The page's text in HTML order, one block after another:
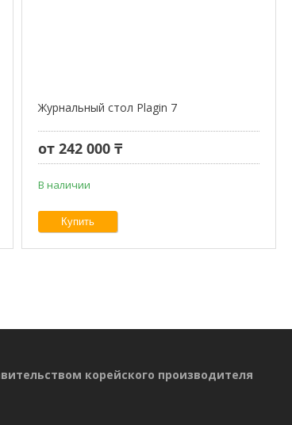
Журнальный стол Plagin 7
от 242 000 ₸
В наличии
Купить
корейского производителя